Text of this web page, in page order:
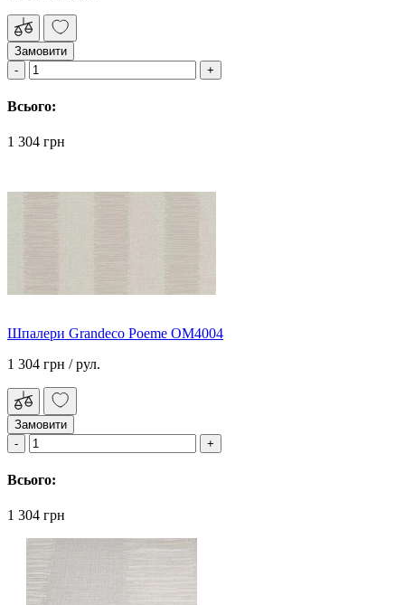
Замовити
Всього:
1 304 грн
Шпалери Grandeco Poeme OM4004
1 304 грн / рул.
Замовити
Всього:
1 304 грн